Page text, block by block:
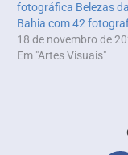
fotográfica Belezas da
Bahia com 42
18 de novembro de
Em "Artes Visuais"